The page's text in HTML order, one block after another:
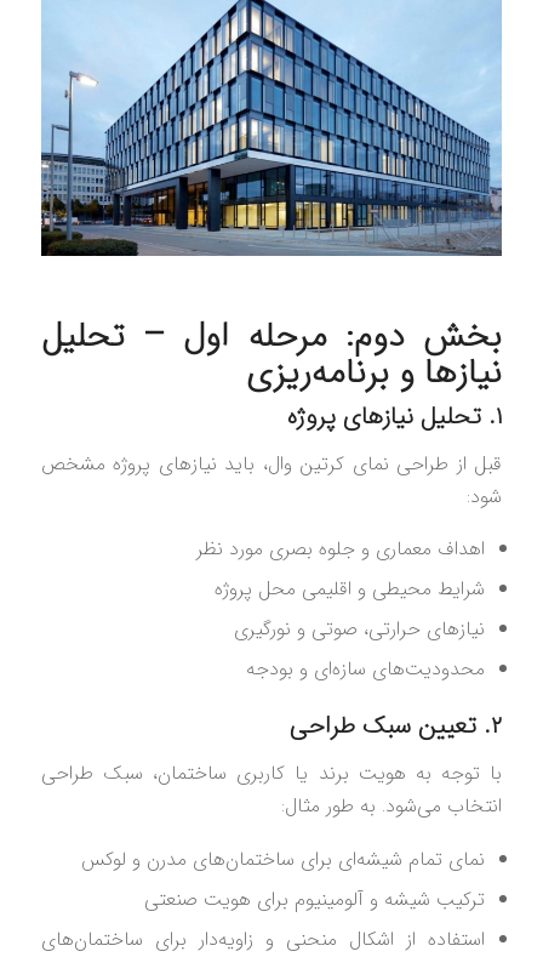
بخش دوم: مرحله اول – تحلیل
نیازها و برنامه‌ریزی
۱. تحلیل نیازهای پروژه
قبل از طراحی نمای کرتین وال، باید نیازهای پروژه مشخص
شود:
اهداف معماری و جلوه بصری مورد نظر
شرایط محیطی و اقلیمی محل پروژه
نیازهای حرارتی، صوتی و نورگیری
محدودیت‌های سازه‌ای و بودجه
۲. تعیین سبک طراحی
با توجه به هویت برند یا کاربری ساختمان، سبک طراحی
انتخاب می‌شود. به طور مثال:
نمای تمام شیشه‌ای برای ساختمان‌های مدرن و لوکس
ترکیب شیشه و آلومینیوم برای هویت صنعتی
استفاده از اشکال منحنی و زاویه‌دار برای ساختمان‌های